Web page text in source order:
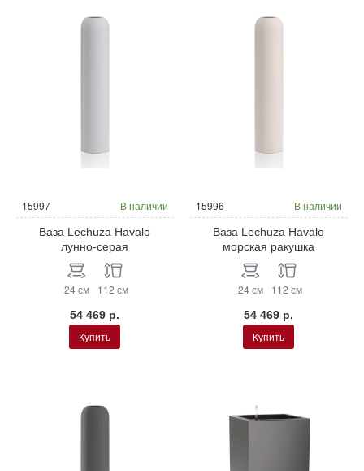
15997 В наличии
Ваза Lechuza Havalo
лунно-серая
24 см 112 см
54 469 р.
Купить
15996 В наличии
Ваза Lechuza Havalo
морская ракушка
24 см 112 см
54 469 р.
Купить